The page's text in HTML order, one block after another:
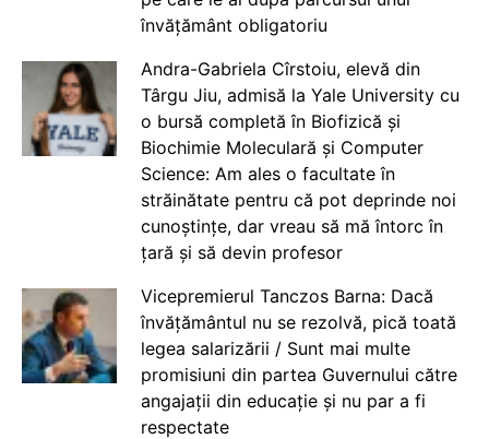
învățământ obligatoriu
Andra-Gabriela Cîrstoiu, elevă din
Târgu Jiu, admisă la Yale University cu
o bursă completă în Biofizică și
Biochimie Moleculară și Computer
Science: Am ales o facultate în
străinătate pentru că pot deprinde noi
cunoștințe, dar vreau să mă întorc în
țară și să devin profesor
Vicepremierul Tanczos Barna: Dacă
învățământul nu se rezolvă, pică toată
legea salarizării / Sunt mai multe
promisiuni din partea Guvernului către
angajații din educație și nu par a fi
respectate